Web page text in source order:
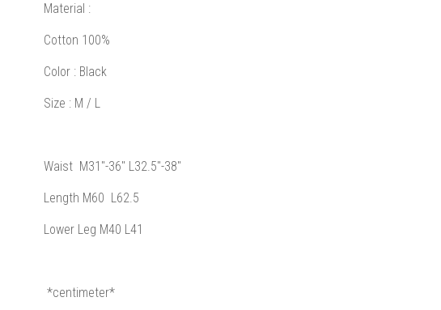
Material :
Cotton 100%
Color: Black
Size : M / L
Waist M31"-36" L32.5"-38"
Length M60 L62.5
Lower Leg M40 L41
*centimeter*